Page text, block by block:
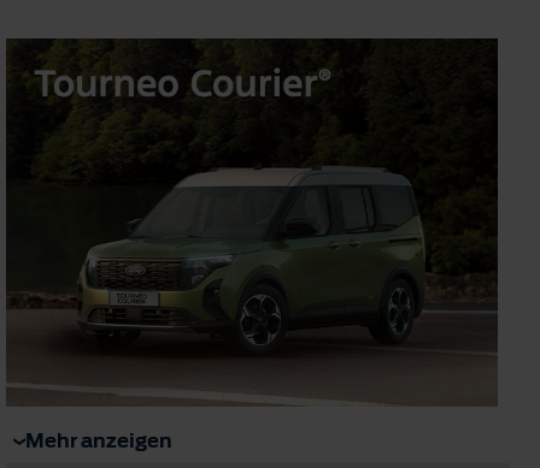
Mehr anzeigen